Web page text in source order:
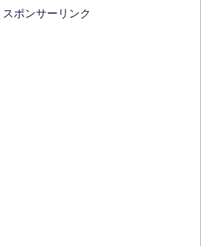
スポンサーリンク